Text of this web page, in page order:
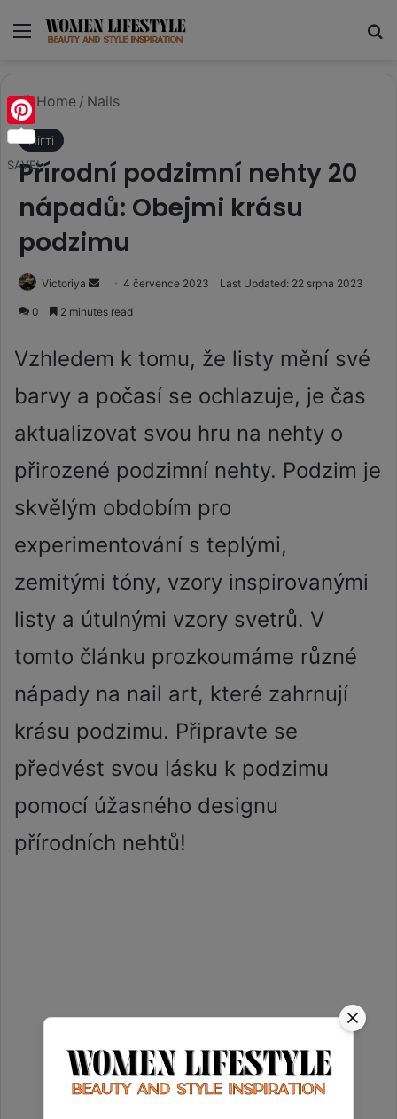
Menu
Home / Nails
Нігті
Přírodní podzimní nehty 20
nápadů: Obejmi krásu
podzimu
Victoriya
Send4 července 2023 Last Updated: 22 srpna 2023
0 2 minutes read
Vzhledem k tomu, že listy mění své
barvy a počasí se ochlazuje, je čas
aktualizovat svou hru na nehty o
přirozené podzimní nehty. Podzim je
skvělým obdobím pro
experimentování s teplými,
zemitými tóny, vzory inspirovanými
listy a útulnými vzory svetrů. V
tomto článku prozkoumáme různé
nápady na nail art, které zahrnují
krásu podzimu. Připravte se
předvést svou lásku k podzimu
pomocí úžasného designu
přírodních nehtů!
Pinterest
SAVE!